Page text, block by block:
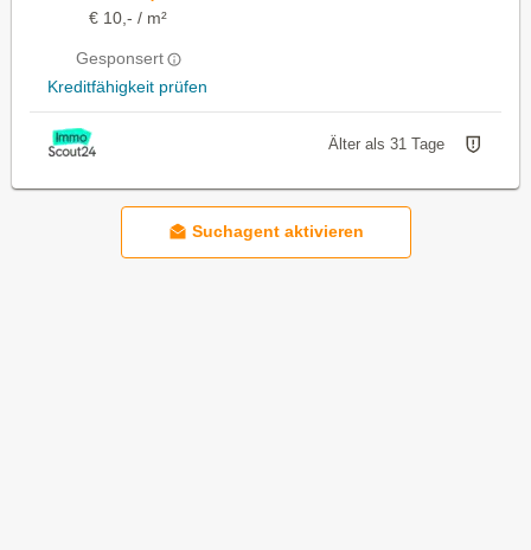
€ 10,- / m²
Gesponsert
Kreditfähigkeit prüfen
Älter als 31 Tage
Suchagent aktivieren